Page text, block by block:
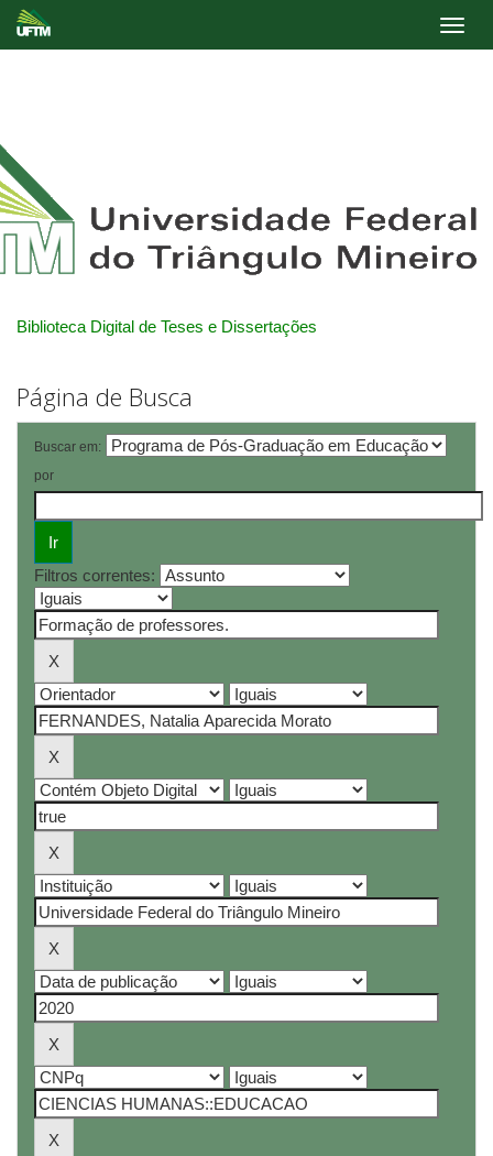
Biblioteca Digital de Teses e Dissertações
Página de Busca
Buscar em:
por
Filtros correntes: